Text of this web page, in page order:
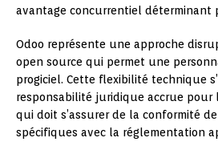
avantage concurrentiel déterminant
Odoo représente une approche
open source qui permet une
progiciel. Cette flexibilité technique
responsabilité juridique accrue pour
qui doit s’assurer de la conformité
spécifiques avec la réglementation